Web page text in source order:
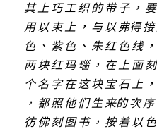
其 上 巧 工 织 的 带 子 ， 要
用 以 束 上 ， 与 以 弗得 接
色 、 紫 色 、 朱 红 色 线 ，
两 块 红 玛 瑙 ， 在 上 面 刻
个 名 字 在 这 块 宝 石 上 ，
， 都 照 他 们 生 来的 次 序
彷 佛 刻 图 书 ， 按 着 以 色